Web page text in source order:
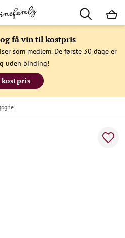
få vin til kostpris
som medlem. De første 30 dage er
uden binding!
kostpris